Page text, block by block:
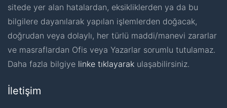
sitede yer alan hatalardan, eksikliklerden ya da bu
bilgilere dayanılarak yapılan işlemlerden doğacak,
doğrudan veya dolaylı, her türlü maddi/manevi zararlar
ve masraflardan Ofis veya Yazarlar sorumlu tutulamaz.
Daha fazla bilgiye linke tıklayarak ulaşabilirsiniz.
İletişim